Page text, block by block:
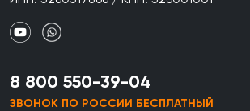
8 800 550-39-04
ЗВОНОК ПО РОССИИ БЕСПЛАТНЫЙ